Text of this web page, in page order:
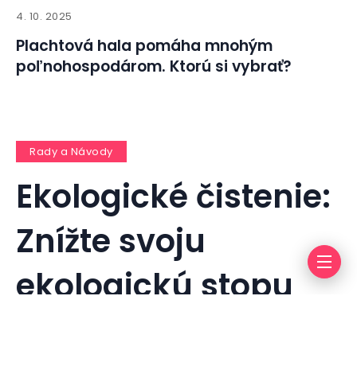
4. 10. 2025
Plachtová hala pomáha mnohým
poľnohospodárom. Ktorú si vybrať?
Rady a Návody
Ekologické čistenie:
Znížte svoju
ekologickú stopu